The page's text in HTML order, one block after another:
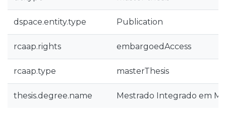
dspace.entity.type Publication
rcaap.rights embargoedAccess
rcaap.type masterThesis
thesis.degree.name Mestrado Integrado em